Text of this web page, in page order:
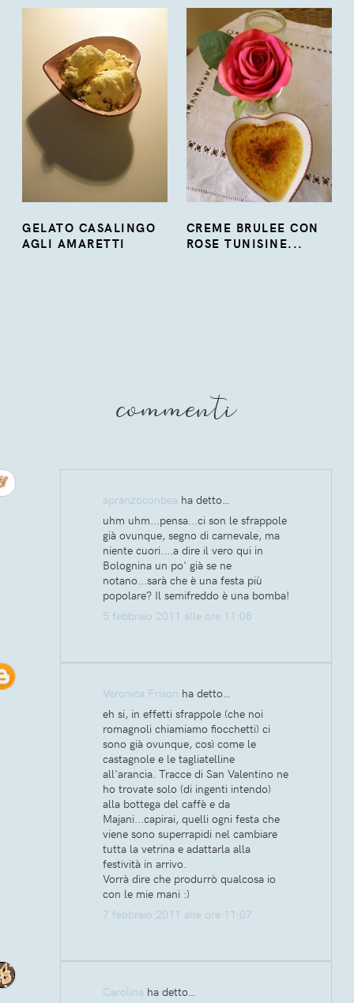
GELATO CASALINGO
AGLI AMARETTI
CREME BRULEE CON
ROSE TUNISINE...
commenti
apranzoconbea ha detto…
uhm uhm...pensa...ci son le sfrappole
già ovunque, segno di carnevale, ma
niente cuori....a dire il vero qui in
Bolognina un po' già se ne
notano...sarà che è una festa più
popolare? Il semifreddo è una bomba!
5 febbraio 2011 alle ore 11:08
Veronica Frison ha detto…
eh si, in effetti sfrappole (che noi
romagnoli chiamiamo fiocchetti) ci
sono già ovunque, così come le
castagnole e le tagliatelline
all'arancia. Tracce di San Valentino ne
ho trovate solo (di ingenti intendo)
alla bottega del caffè e da
Majani...capirai, quelli ogni festa che
viene sono superrapidi nel cambiare
tutta la vetrina e adattarla alla
festività in arrivo.
Vorrà dire che produrrò qualcosa io
con le mie mani :)
7 febbraio 2011 alle ore 11:07
Carolina ha detto…